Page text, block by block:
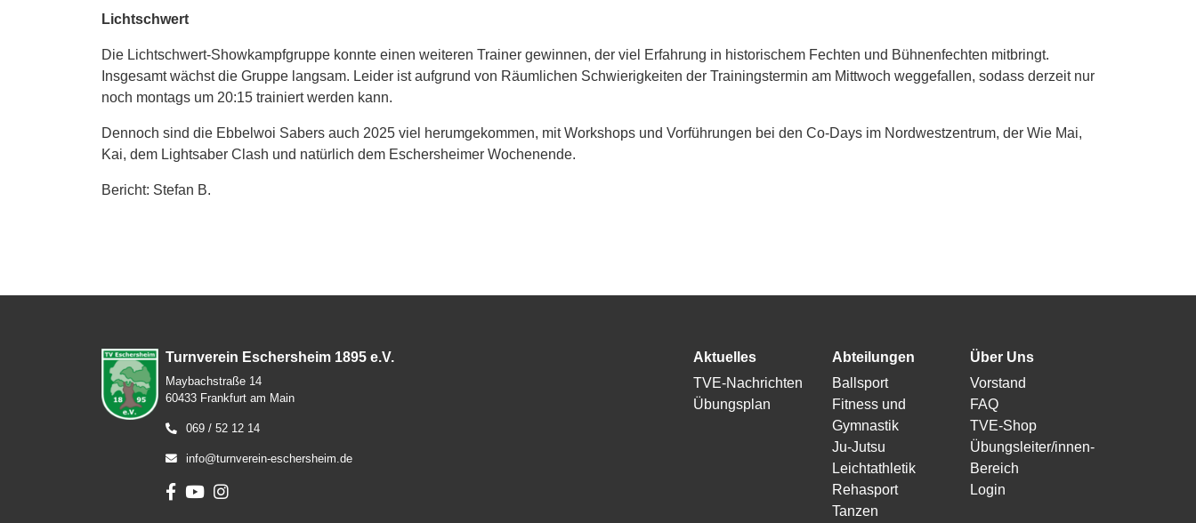
Lichtschwert
Die Lichtschwert-Showkampfgruppe konnte einen weiteren Trainer gewinnen, der viel Erfahrung in historischem Fechten und Bühnenfechten mitbringt.
Insgesamt wächst die Gruppe langsam. Leider ist aufgrund von Räumlichen Schwierigkeiten der Trainingstermin am Mittwoch weggefallen, sodass derzeit nur
noch montags um 20:15 trainiert werden kann.
Dennoch sind die Ebbelwoi Sabers auch 2025 viel herumgekommen, mit Workshops und Vorführungen bei den Co-Days im Nordwestzentrum, der Wie Mai,
Kai, dem Lightsaber Clash und natürlich dem Eschersheimer Wochenende.
Bericht: Stefan B.
Turnverein Eschersheim 1895 e.V.
Maybachstraße 14
60433 Frankfurt am Main
069 / 52 12 14
info@turnverein-eschersheim.de
Aktuelles
TVE-Nachrichten
Übungsplan
Abteilungen
Ballsport
Fitness und
Gymnastik
Ju-Jutsu
Leichtathletik
Rehasport
Tanzen
Über Uns
Vorstand
FAQ
TVE-Shop
Übungsleiter/innen-
Bereich
Login